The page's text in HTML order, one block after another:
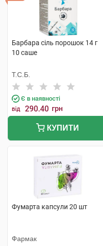
Барбара сіль порошок 14 г
10 саше
Т.С.Б.
Є в наявності
від 290.40 грн
КУПИТИ
Фумарта капсули 20 шт
Фармак